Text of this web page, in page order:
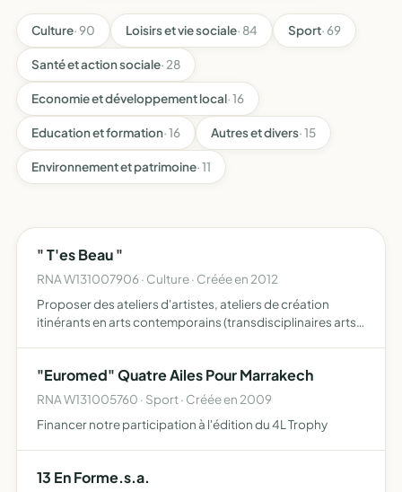
Culture· 90 Loisirs et vie sociale· 84 Sport· 69
Santé et action sociale· 28
Economie et développement local· 16
Education et formation· 16 Autres et divers· 15
Environnement et patrimoine· 11
" T'es Beau "
RNA W131007906 · Culture · Créée en 2012
Proposer des ateliers d'artistes, ateliers de création
itinérants en arts contemporains (transdisciplinaires arts
ou …
"Euromed" Quatre Ailes Pour Marrakech
RNA W131005760 · Sport · Créée en 2009
Financer notre participation à l'édition du 4L Trophy
13 En Forme.s.a.